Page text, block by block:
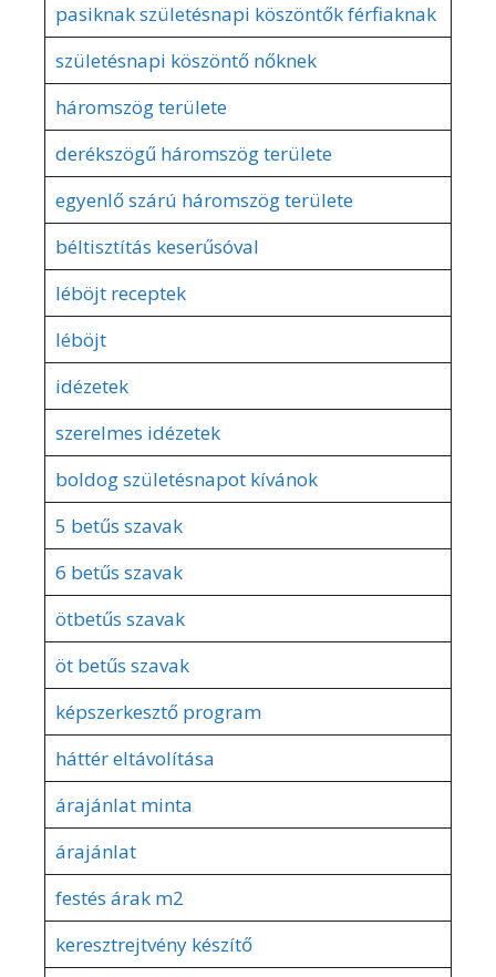
pasiknak születésnapi köszöntők férfiaknak
születésnapi köszöntő nőknek
háromszög területe
derékszögű háromszög területe
egyenlő szárú háromszög területe
béltisztítás keserűsóval
léböjt receptek
léböjt
idézetek
szerelmes idézetek
boldog születésnapot kívánok
5 betűs szavak
6 betűs szavak
ötbetűs szavak
öt betűs szavak
képszerkesztő program
háttér eltávolítása
árajánlat minta
árajánlat
festés árak m2
keresztrejtvény készítő